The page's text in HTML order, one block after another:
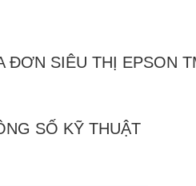
ĐƠN SIÊU THỊ EPSON
SỐ KỸ THUẬT